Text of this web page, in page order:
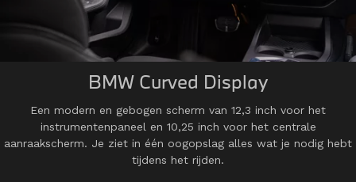
BMW Curved Display
Een modern en gebogen scherm van 12,3 inch voor het
instrumentenpaneel en 10,25 inch voor het centrale
aanraakscherm. Je ziet in één oogopslag alles wat je nodig hebt
tijdens het rijden.